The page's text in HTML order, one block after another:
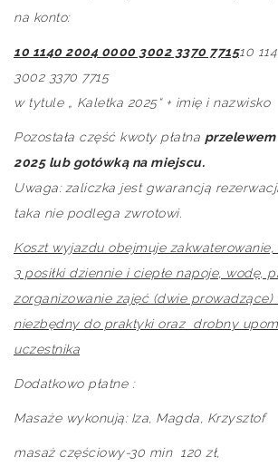
na konto:
10 1140 2004 0000 3002 3370 771510
3002 3370 7715
w tytule „ Kaletka 2025“ + imię i nazwisko
Pozostała część kwoty płatna przelewem
2025 lub gotówką na miejscu.
Uwaga: zaliczka jest gwarancją
taka nie podlega zwrotowi.
Koszt wyjazdu obejmuje
3 posiłki dziennie i ciepłe napoje, wodę,
zorganizowanie zajęć (dwie
niezbędny do praktyki oraz drobny
uczestnika
Dodatkowo płatne :
Masaże wykonują: Iza, Magda, Krzysztof
masaż częściowy-30 min 120 zł,